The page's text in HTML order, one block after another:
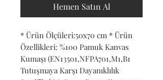
Hemen Satın Al
* Ürün Ölçüleri:50x70 cm * Ürün
Özellikleri: %100 Pamuk Kanvas
Kumaşı (EN13501,NFPA701,M1,B1
Tutuşmaya Karşı Dayanıklılık